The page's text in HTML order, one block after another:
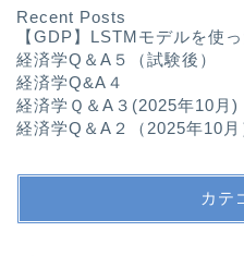
Recent Posts
【GDP】LSTMモデルを使
経済学Q＆A５（試験後）
経済学Q&A４
経済学Ｑ＆A３(2025年10月)
経済学Q＆A２（2025年10月
カテ